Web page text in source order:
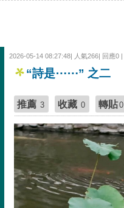
2026-05-14 08:27:48| 人氣266| 回應0 |
“詩是⋯⋯” 之二
推薦 3 收藏 0 轉貼0